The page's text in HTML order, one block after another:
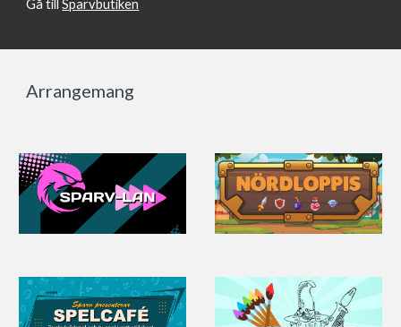
Gå tillSparvbutiken
Arrangemang